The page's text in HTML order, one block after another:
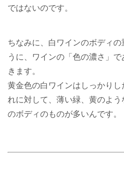
ではないのです。
ちなみに、白ワインのボディ
うに、ワインの「色の濃さ」
きます。
黄金色の白ワインはしっかり
れに対して、薄い緑、黄のよ
のボディのものが多いんです。